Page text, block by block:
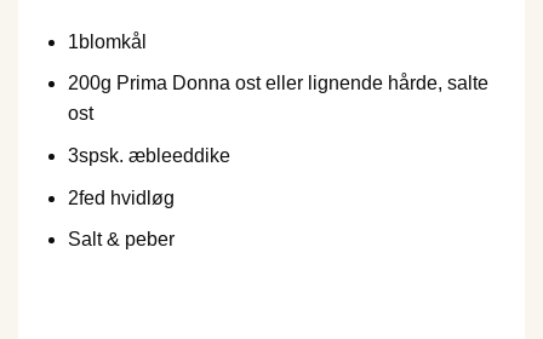
1blomkål
200g Prima Donna ost eller lignende hårde, salte
ost
3spsk. æbleeddike
2fed hvidløg
Salt & peber